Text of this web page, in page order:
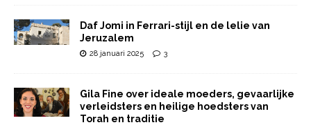
Daf Jomi in Ferrari-stijl en de lelie van
Jeruzalem
28 januari 2025 3
Gila Fine over ideale moeders, gevaarlijke
verleidsters en heilige hoedsters van
Torah en traditie